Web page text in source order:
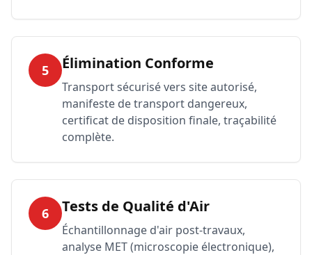
5 Élimination Conforme
Transport sécurisé vers site autorisé,
manifeste de transport dangereux,
certificat de disposition finale, traçabilité
complète.
6 Tests de Qualité d'Air
Échantillonnage d'air post-travaux,
analyse MET (microscopie électronique),